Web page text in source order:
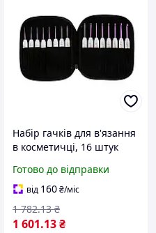
Набір гачків для в'язання
в косметичці, 16 штук
1.0/6.0 мм
Готово до відправки
від 160₴/міс
1 601.13₴
1 782.13 ₴